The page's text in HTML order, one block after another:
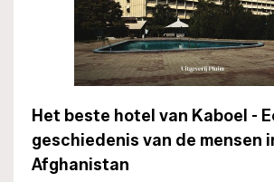
Het beste hotel van Kaboel -
geschiedenis van de mensen
Afghanistan